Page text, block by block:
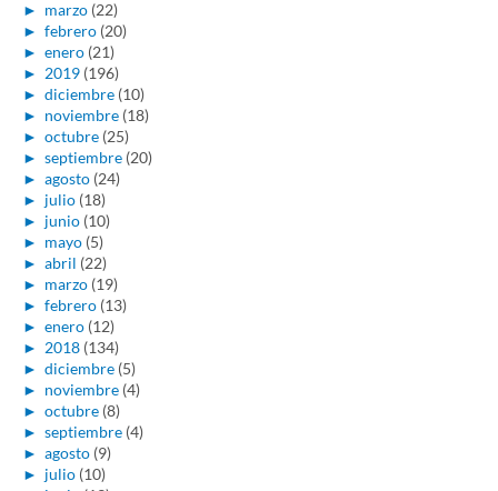
► marzo (22)
► febrero (20)
► enero (21)
► 2019 (196)
► diciembre (10)
► noviembre (18)
► octubre (25)
► septiembre (20)
► agosto (24)
► julio (18)
► junio (10)
► mayo (5)
► abril (22)
► marzo (19)
► febrero (13)
► enero (12)
► 2018 (134)
► diciembre (5)
► noviembre (4)
► octubre (8)
► septiembre (4)
► agosto (9)
► julio (10)